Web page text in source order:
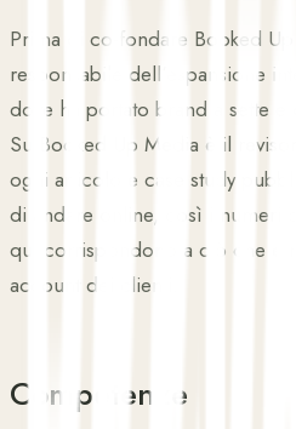
Prima di co-fondare Booked Up
responsabile dell'espansione
dove ha portato brand a sette
Su Booked Up Media è il
ogni articolo e case study
di andare online, così i numeri
qui corrispondono a ciò che è
account dei clienti.
Competenze